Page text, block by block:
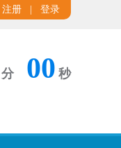
注册 登录
分 00 秒